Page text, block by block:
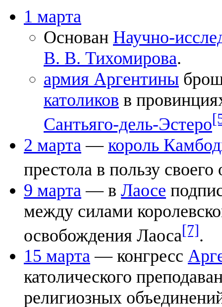
1 марта
Основан Научно-
В. В. Тихомирова.
армия Аргентины
католиков в
Сантьяго-дель-Эстеро
2 марта — король
престола в пользу
9 марта — в Лаосе
между силами
освобождения Лаоса[7].
15 марта — конгресс
католического
религиозных